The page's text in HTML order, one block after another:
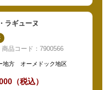
ラギューヌ
商品コード：7900566
地方 オーメドック地区
（税込）